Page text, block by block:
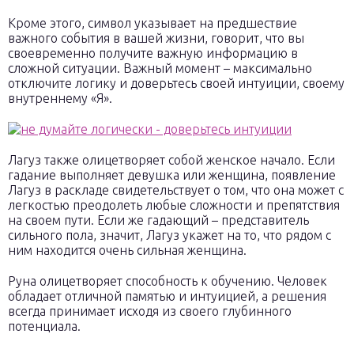
Кроме этого, символ указывает на предшествие
важного события в вашей жизни, говорит, что вы
своевременно получите важную информацию в
сложной ситуации. Важный момент – максимально
отключите логику и доверьтесь своей интуиции, своему
внутреннему «Я».
Лагуз также олицетворяет собой женское начало. Если
гадание выполняет девушка или женщина, появление
Лагуз в раскладе свидетельствует о том, что она может с
легкостью преодолеть любые сложности и препятствия
на своем пути. Если же гадающий – представитель
сильного пола, значит, Лагуз укажет на то, что рядом с
ним находится очень сильная женщина.
Руна олицетворяет способность к обучению. Человек
обладает отличной памятью и интуицией, а решения
всегда принимает исходя из своего глубинного
потенциала.